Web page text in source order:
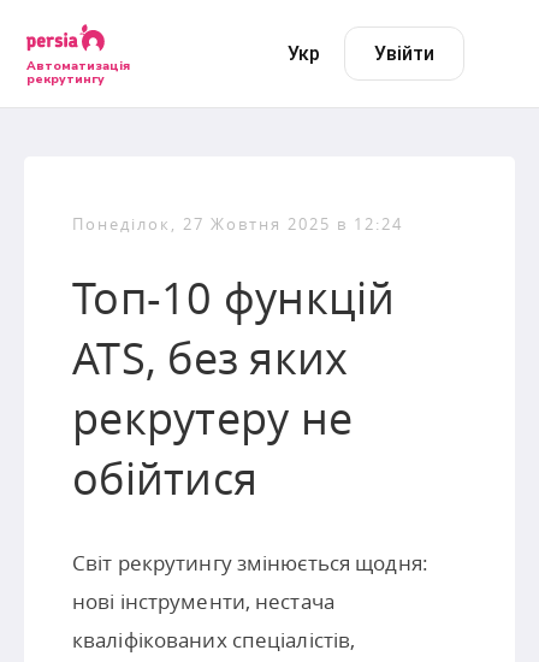
Автоматизація
рекрутингу
Укр Увійти
Понеділок, 27 Жовтня 2025 в 12:24
Топ-10 функцій
ATS, без яких
рекрутеру не
обійтися
Світ рекрутингу змінюється щодня:
нові інструменти, нестача
кваліфікованих спеціалістів,